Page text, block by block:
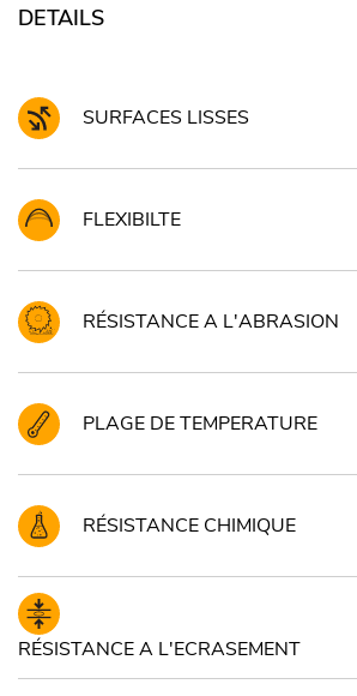
DETAILS
SURFACES LISSES
FLEXIBILTE
RÉSISTANCE A L'ABRASION
PLAGE DE TEMPERATURE
RÉSISTANCE CHIMIQUE
RÉSISTANCE A L'ECRASEMENT